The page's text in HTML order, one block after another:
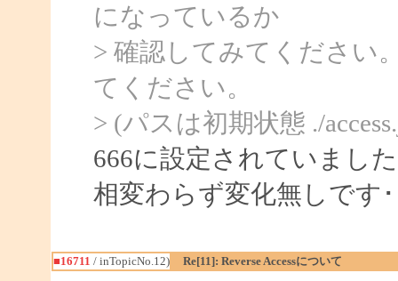
になっているか
> 確認してみてください
てください。
> (パスは初期状態 ./
666に設定されていまし
相変わらず変化無しです
■16711 / inTopicNo.12) Re[11]: Reverse Accessについて